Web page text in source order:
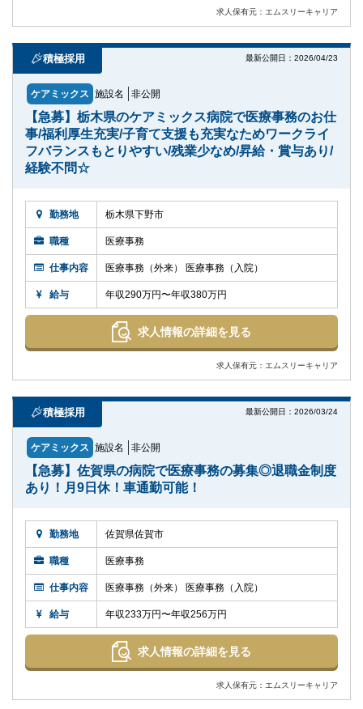
求人保有元：エムスリーキャリア
積極採用 最新公開日：2026/04/23
ケアミックス 施設名 非公開
【急募】栃木県のケアミックス病院で医療事務のお仕
事/福利厚生充実/子育て支援も充実なためワークライ
フバランスもとりやすい/残業少なめ/昇給・賞与あり/
経験不問☆
勤務地 栃木県下野市
職種 医療事務
仕事内容 医療事務（外来） 医療事務（入院）
給与 年収290万円〜年収380万円
求人情報の詳細を見る
求人保有元：エムスリーキャリア
積極採用 最新公開日：2026/03/24
ケアミックス 施設名 非公開
【急募】佐賀県の病院で医療事務の募集◎退職金制度
あり！月9日休！車通勤可能！
勤務地 佐賀県佐賀市
職種 医療事務
仕事内容 医療事務（外来） 医療事務（入院）
給与 年収233万円〜年収256万円
求人情報の詳細を見る
求人保有元：エムスリーキャリア